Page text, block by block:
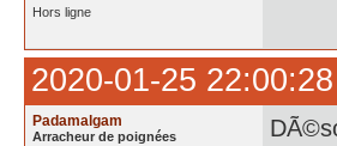
Hors ligne
2020-01-25 22:00:28
Padamalgam
Arracheur de poignées